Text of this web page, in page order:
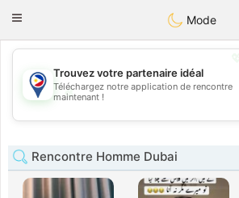
Philippines
Toggle
Mode
💖
💕
Trouvez votre partenaire idéal
Téléchargez notre application de rencontre
maintenant !
Rencontre Homme Dubai